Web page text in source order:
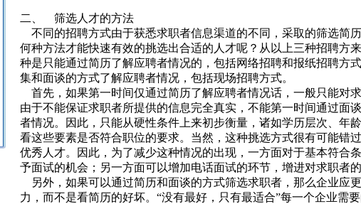
二、 筛选人才的方法
不同的招聘方式由于获悉求职者信息渠道的不同，采取的筛选简
何种方法才能快速有效的挑选出合适的人才呢？从以上三种招聘方
种是只能通过简历了解应聘者情况的，包括网络招聘和报纸招聘方
集和面谈的方式了解应聘者情况，包括现场招聘方式。
首先，如果第一时间仅通过简历了解应聘者情况话，一般只能对求
由于不能保证求职者所提供的信息完全真实，不能第一时间通过面
者情况。因此，只能从硬性条件上来初步衡量，诸如学历层次、年
看这些要素是否符合职位的要求。当然，这种挑选方式很有可能错
优秀人才。因此，为了减少这种情况的出现，一方面对于基本符合
予面试的机会；另一方面可以增加电话面试的环节，增进对求职者的
另外，如果可以通过简历和面谈的方式筛选求职者，那么企业应
力，而不是看简历的好坏。“没有最好，只有最适合”每一个企业需